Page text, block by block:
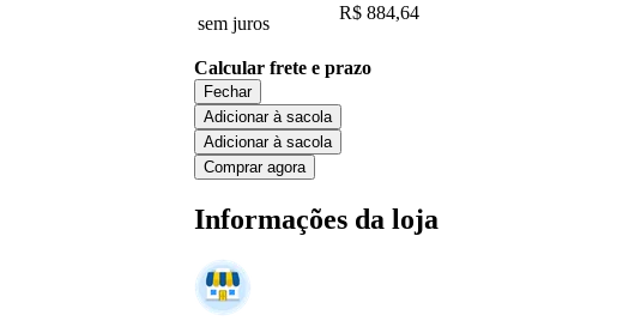
sem juros
R$ 884,64
Calcular frete e prazo
Fechar
Adicionar à sacola
Adicionar à sacola
Comprar agora
Informações da loja